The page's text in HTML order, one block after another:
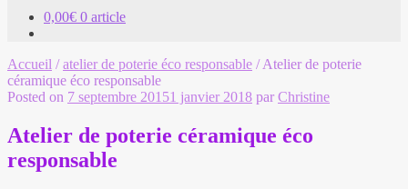
0,00€ 0 article
Accueil /atelier de poterie éco responsable /Atelier de poterie
céramique éco responsable
Posted on 7 septembre 20151 janvier 2018 parChristine
Atelier de poterie céramique éco
responsable